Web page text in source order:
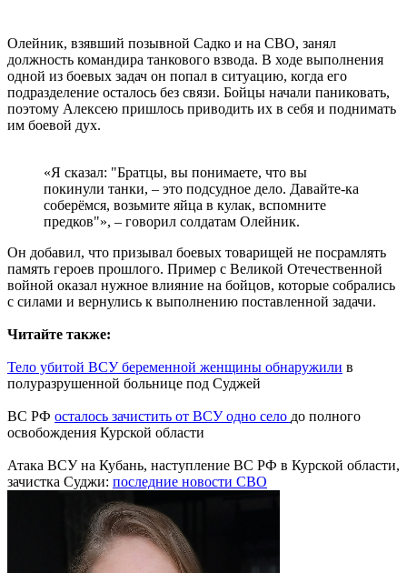
Олейник, взявший позывной Садко и на СВО, занял
должность командира танкового взвода. В ходе выполнения
одной из боевых задач он попал в ситуацию, когда его
подразделение осталось без связи. Бойцы начали паниковать,
поэтому Алексею пришлось приводить их в себя и поднимать
им боевой дух.
«Я сказал: "Братцы, вы понимаете, что вы
покинули танки, – это подсудное дело. Давайте-ка
соберёмся, возьмите яйца в кулак, вспомните
предков"», – говорил солдатам Олейник.
Он добавил, что призывал боевых товарищей не посрамлять
память героев прошлого. Пример с Великой Отечественной
войной оказал нужное влияние на бойцов, которые собрались
с силами и вернулись к выполнению поставленной задачи.
Читайте также:
Тело убитой ВСУ беременной женщины обнаружили в
полуразрушенной больнице под Суджей
ВС РФ осталось зачистить от ВСУ одно село до полного
освобождения Курской области
Атака ВСУ на Кубань, наступление ВС РФ в Курской области,
зачистка Суджи: последние новости СВО